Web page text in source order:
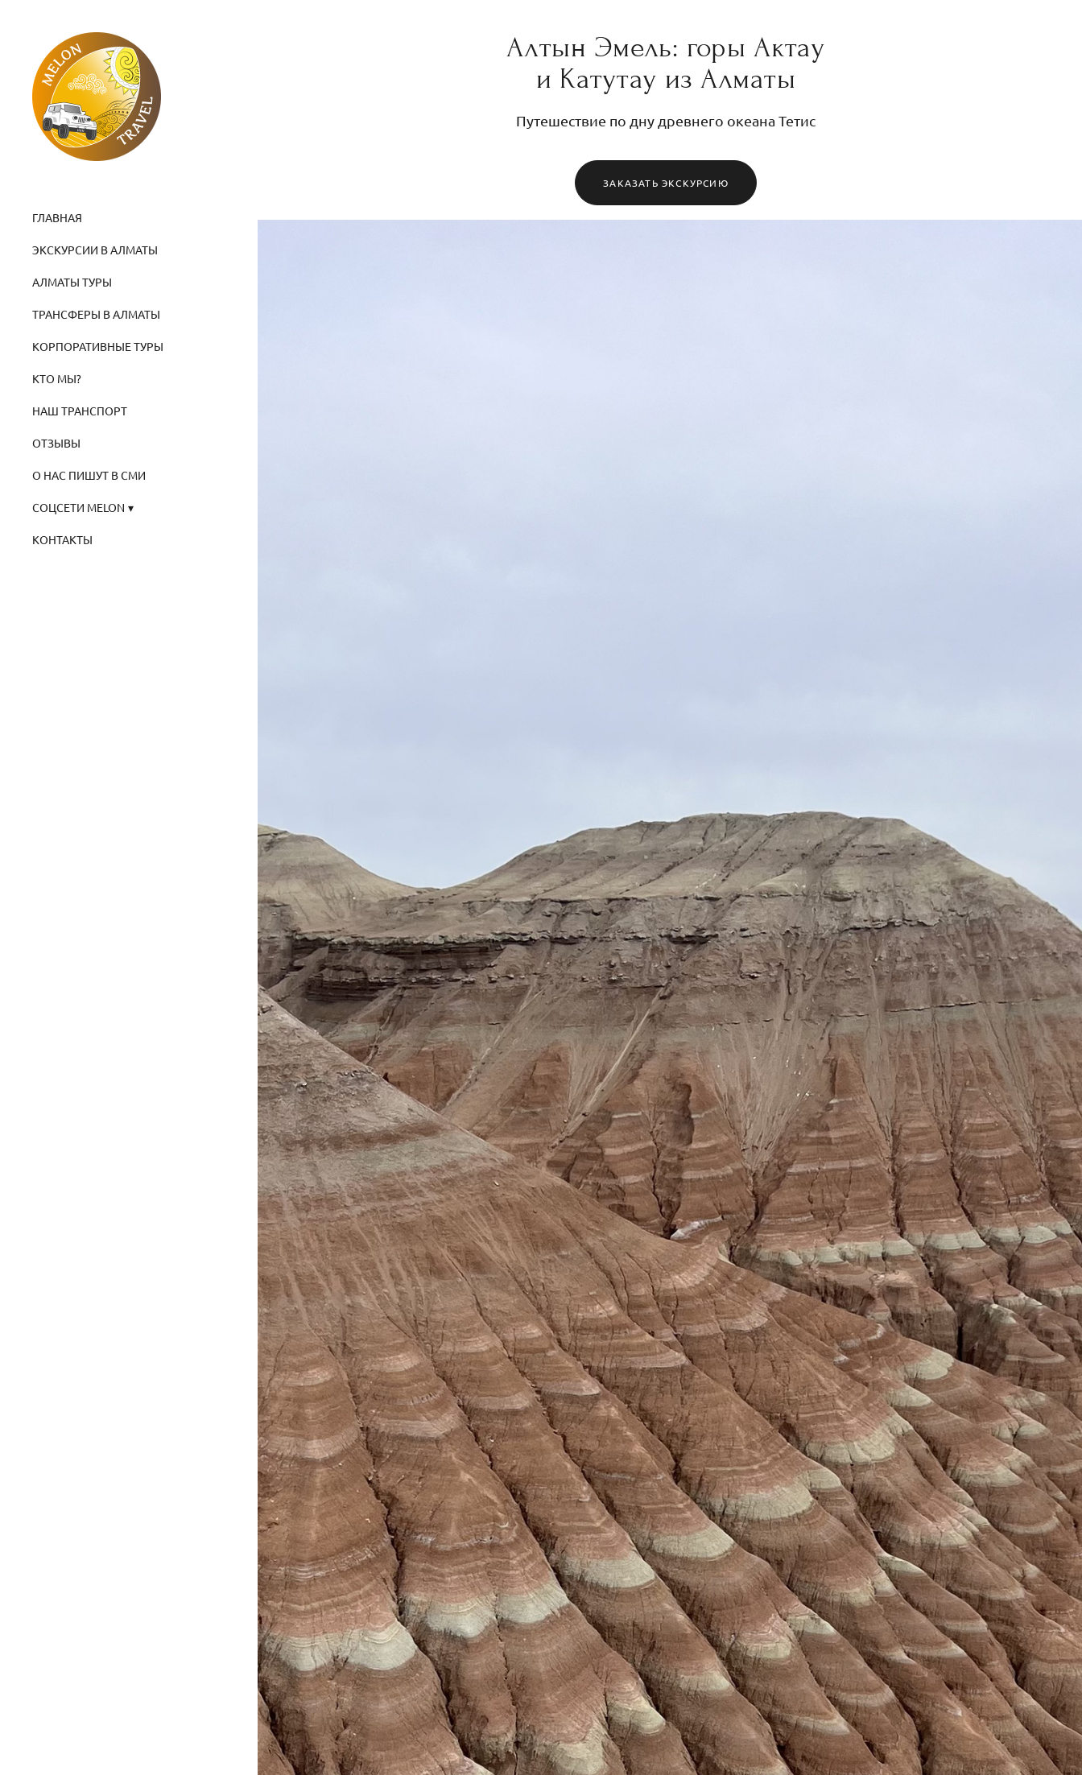
ГЛАВНАЯ
ЭКСКУРСИИ В АЛМАТЫ
АЛМАТЫ ТУРЫ
ТРАНСФЕРЫ В АЛМАТЫ
КОРПОРАТИВНЫЕ ТУРЫ
КТО МЫ?
НАШ ТРАНСПОРТ
ОТЗЫВЫ
О НАС ПИШУТ В СМИ
СОЦСЕТИ MELON
КОНТАКТЫ
Алтын Эмель: горы Актау
и Катутау из Алматы
Путешествие по дну древнего океана Тетис
ЗАКАЗАТЬ ЭКСКУРСИЮ